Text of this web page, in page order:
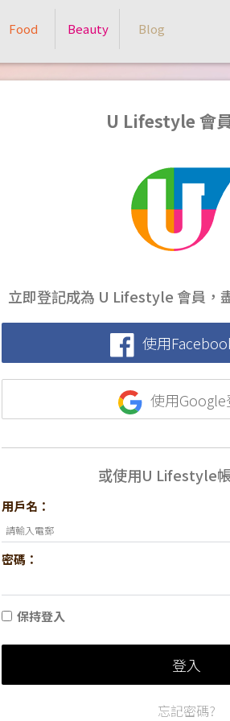
Food Beauty Blog
U Lifestyle 會
立即登記成為 U Lifestyle 會員，
使用
使用Google
或使用U Lifestyle
用戶名：
密碼：
保持登入
登入
忘記密碼?